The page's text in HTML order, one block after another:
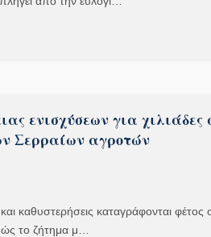
ενισχύσεων για
Σερραίων αγροτών
καθυστερήσεις καταγράφονται
το ζήτημα μ…